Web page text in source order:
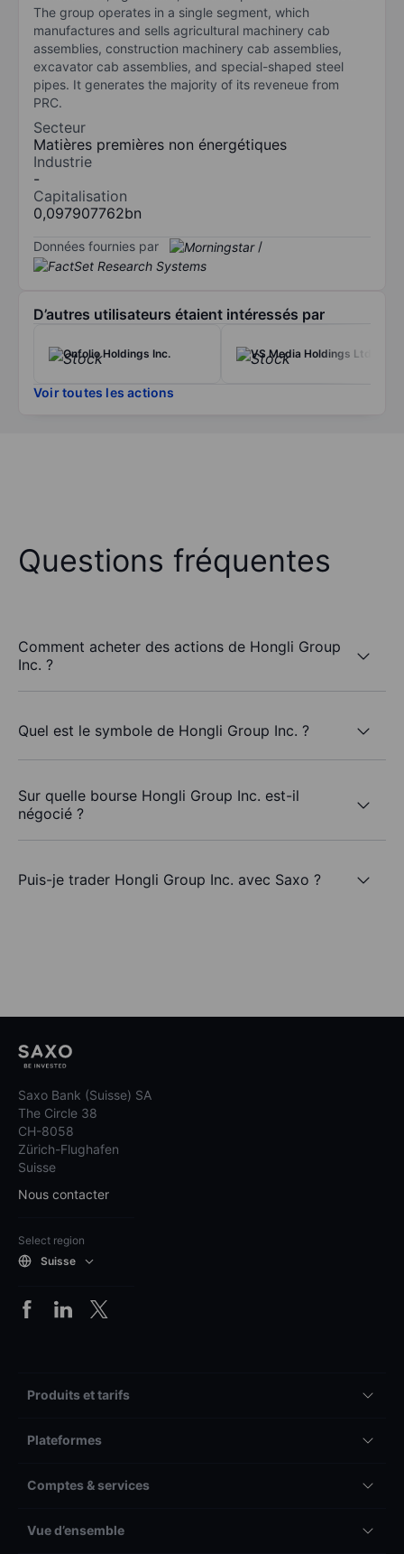
The group operates in a single segment, which
manufactures and sells agricultural machinery cab
assemblies, construction machinery cab assemblies,
excavator cab assemblies, and special-shaped steel
pipes. It generates the majority of its reveneue from
PRC.
Secteur
Matières premières non énergétiques
Industrie
-
Capitalisation
0,097907762bn
Données fournies par /
D’autres utilisateurs étaient intéressés par
Onfolio Holdings Inc. VS Media Holdings Ltd.
Voir toutes les actions
Questions fréquentes
Comment acheter des actions de Hongli Group
Inc. ?
Quel est le symbole de Hongli Group Inc. ?
Sur quelle bourse Hongli Group Inc. est-il
négocié ?
Puis-je trader Hongli Group Inc. avec Saxo ?
Saxo Bank (Suisse) SA
The Circle 38
CH-8058
Zürich-Flughafen
Suisse
Nous contacter
Select region
Suisse
Produits et tarifs
Plateformes
Comptes & services
Vue d’ensemble